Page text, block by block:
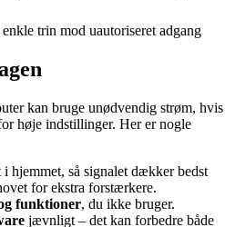
trin mod uautoriseret adgang
kan bruge unødvendig strøm, hvis
høje indstillinger. Her er nogle
i hjemmet, så signalet dækker bedst
for ekstra forstærkere.
funktioner, du ikke bruger.
jævnligt – det kan forbedre både